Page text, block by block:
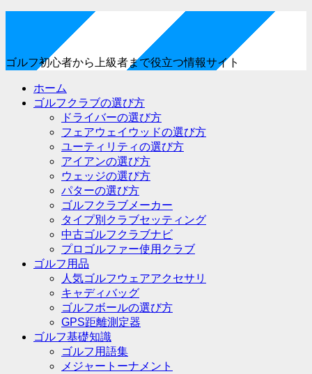
ゴルフ初心者から上級者まで役立つ情報サイト
ホーム
ゴルフクラブの選び方
ドライバーの選び方
フェアウェイウッドの選び方
ユーティリティの選び方
アイアンの選び方
ウェッジの選び方
パターの選び方
ゴルフクラブメーカー
タイプ別クラブセッティング
中古ゴルフクラブナビ
プロゴルファー使用クラブ
ゴルフ用品
人気ゴルフウェアアクセサリ
キャディバッグ
ゴルフボールの選び方
GPS距離測定器
ゴルフ基礎知識
ゴルフ用語集
メジャートーナメント